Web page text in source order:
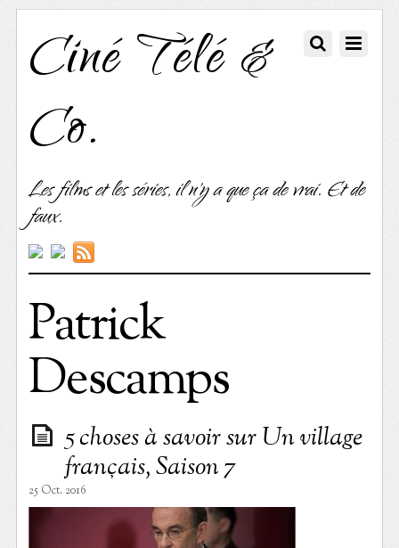
Ciné Télé &
Co.
Les films et les séries, il n'y a que ça de vrai. Et de
faux.
Patrick
Descamps
5 choses à savoir sur Un village
français, Saison 7
25 Oct. 2016